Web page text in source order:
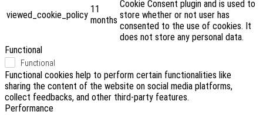
viewed_cookie_policy
11
months
Cookie Consent plugin and is used to
store whether or not user has
consented to the use of cookies. It
does not store any personal data.
Functional
Functional
Functional cookies help to perform certain functionalities like
sharing the content of the website on social media platforms,
collect feedbacks, and other third-party features.
Performance